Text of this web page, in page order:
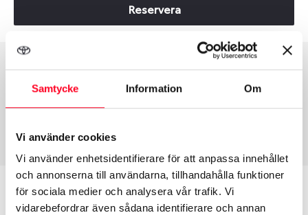
Samtycke Information Om
Vi använder cookies
Vi använder enhetsidentifierare för att anpassa innehållet
och annonserna till användarna, tillhandahålla funktioner
för sociala medier och analysera vår trafik. Vi
vidarebefordrar även sådana identifierare och annan
Reservera
Däcktyp
Sommar
Däckstorlek
2932
Passar detta däck min bil?